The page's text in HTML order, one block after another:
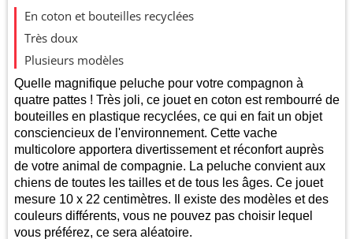
Evolution du prix le plus bas (neuf):
2025 2026
10
15
En coton et bouteilles recyclées
Très doux
Plusieurs modèles
Quelle magnifique peluche pour votre compagnon à
quatre pattes ! Très joli, ce jouet en coton est rembourré de
bouteilles en plastique recyclées, ce qui en fait un objet
consciencieux de l'environnement. Cette vache
multicolore apportera divertissement et réconfort auprès
de votre animal de compagnie. La peluche convient aux
chiens de toutes les tailles et de tous les âges. Ce jouet
mesure 10 x 22 centimètres. Il existe des modèles et des
couleurs différents, vous ne pouvez pas choisir lequel
vous préférez, ce sera aléatoire.